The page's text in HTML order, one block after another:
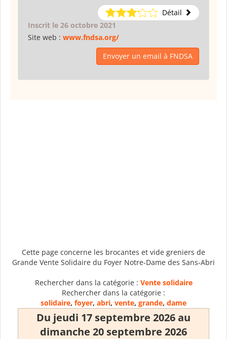
Détail
Inscrit le 26 octobre 2021
Site web : www.fndsa.org/
Envoyer un email à FNDSA
Cette page concerne les brocantes et vide greniers de
Grande Vente Solidaire du Foyer Notre-Dame des Sans-Abri
Rechercher dans la catégorie : Vente solidaire
Rechercher dans la catégorie :
solidaire, foyer, abri, vente, grande, dame
Du jeudi 17 septembre 2026 au
dimanche 20 septembre 2026